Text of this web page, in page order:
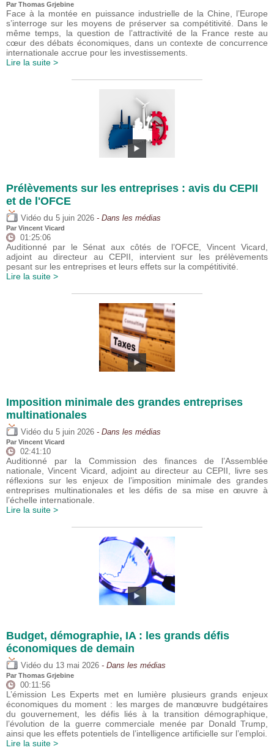
Par Thomas Grjebine
Face à la montée en puissance industrielle de la Chine, l’Europe
s’interroge sur les moyens de préserver sa compétitivité. Dans le
même temps, la question de l’attractivité de la France reste au
cœur des débats économiques, dans un contexte de concurrence
internationale accrue pour les investissements.
Lire la suite >
Prélèvements sur les entreprises : avis du CEPII
et de l'OFCE
Vidéo du 5 juin 2026 - Dans les médias
Par Vincent Vicard
01:25:06
Auditionné par le Sénat aux côtés de l’OFCE, Vincent Vicard,
adjoint au directeur au CEPII, intervient sur les prélèvements
pesant sur les entreprises et leurs effets sur la compétitivité.
Lire la suite >
Imposition minimale des grandes entreprises
multinationales
Vidéo du 5 juin 2026 - Dans les médias
Par Vincent Vicard
02:41:10
Auditionné par la Commission des finances de l’Assemblée
nationale, Vincent Vicard, adjoint au directeur au CEPII, livre ses
réflexions sur les enjeux de l’imposition minimale des grandes
entreprises multinationales et les défis de sa mise en œuvre à
l’échelle internationale.
Lire la suite >
Budget, démographie, IA : les grands défis
économiques de demain
Vidéo du 13 mai 2026 - Dans les médias
Par Thomas Grjebine
00:11:56
L’émission Les Experts met en lumière plusieurs grands enjeux
économiques du moment : les marges de manœuvre budgétaires
du gouvernement, les défis liés à la transition démographique,
l’évolution de la guerre commerciale menée par Donald Trump,
ainsi que les effets potentiels de l’intelligence artificielle sur l’emploi.
Lire la suite >